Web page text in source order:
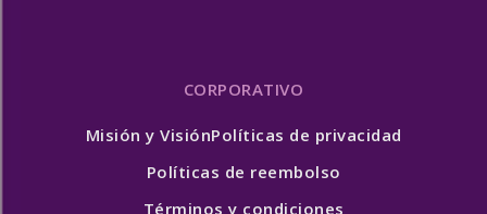
CORPORATIVO
Misión y VisiónPolíticas de privacidad
Políticas de reembolso
Términos y condiciones